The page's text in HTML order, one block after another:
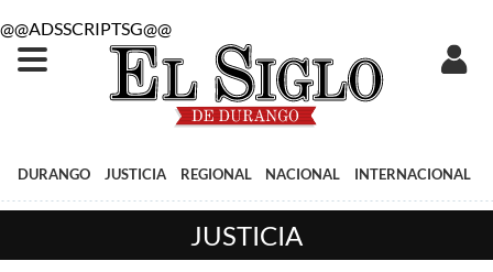
@@ADSSCRIPTSG@@
DURANGO JUSTICIA REGIONAL NACIONAL INTERNACIONAL
JUSTICIA